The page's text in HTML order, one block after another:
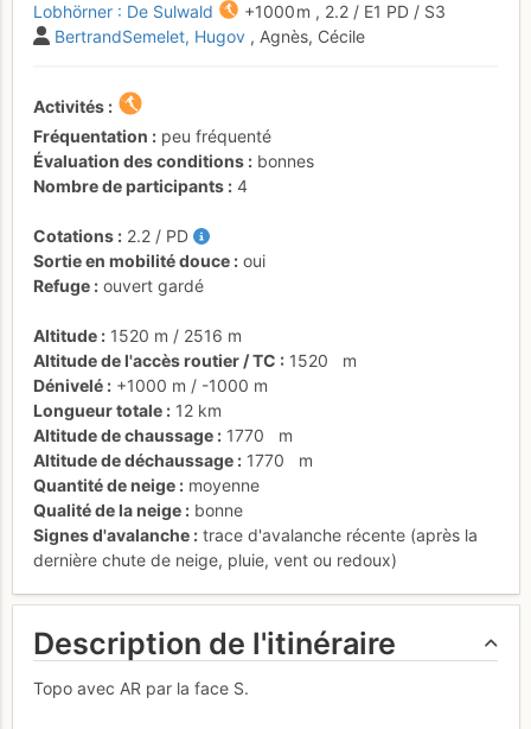
Lobhörner : De Sulwald +1000 m , 2.2 / E1 PD / S3
BertrandSemelet Hugov , Agnès, Cécile
Activités
Fréquentation
peu fréquenté
Évaluation des conditions
bonnes
Nombre de participants
4
Cotations 2.2 / PD
Sortie en mobilité douce
oui
Refuge
ouvert gardé
Altitude 1520 m / 2516 m
Altitude de l'accès routier / TC
1520
m
Dénivelé
+1000 m / -1000 m
Longueur totale
12 km
Altitude de chaussage
1770
m
Altitude de déchaussage
1770
m
Quantité de neige
moyenne
Qualité de la neige
bonne
Signes d'avalanche
trace d'avalanche récente (après la
dernière chute de neige, pluie, vent ou redoux)
Description de l'itinéraire
Topo avec AR par la face S.